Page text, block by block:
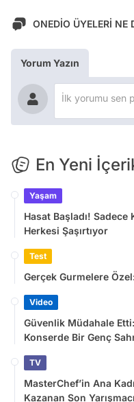
ONEDİO ÜYELERİ NE
Yorum Yazın
En Yeni
Yaşam
Hasat Başladı!
Herkesi Şaşırtıyor
Test
Gerçek Gurmelere
Video
Güvenlik Müdahale
Konserde Bir Genç
TV
MasterChef’in Ana
Kazanan Son